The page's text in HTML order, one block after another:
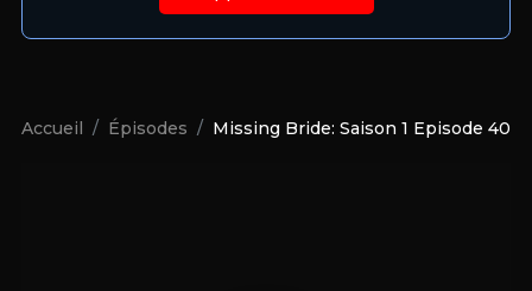
Accueil Épisodes Missing Bride: Saison 1 Episode 40